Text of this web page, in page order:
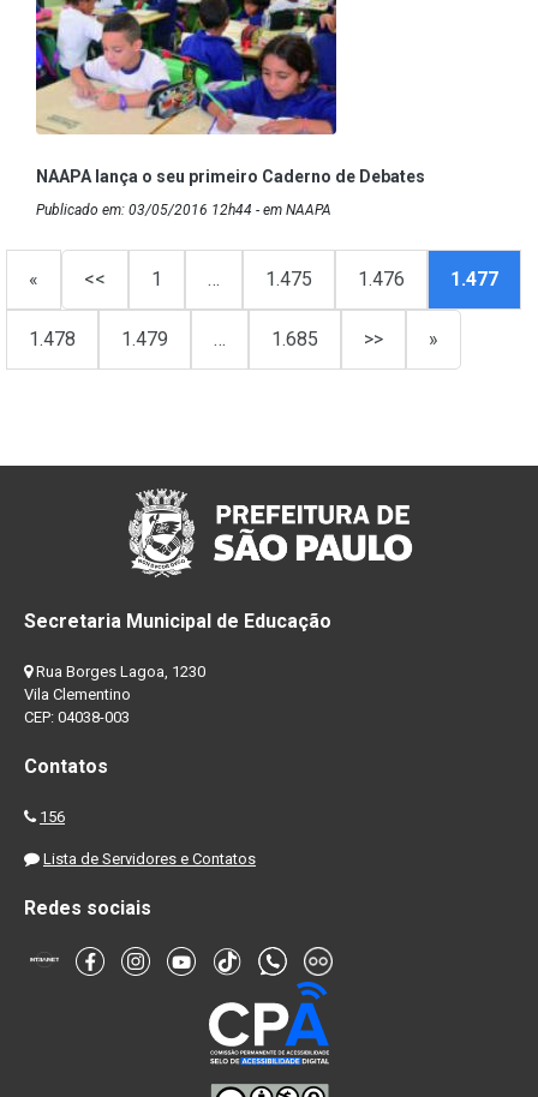
NAAPA lança o seu primeiro Caderno de Debates
Publicado em: 03/05/2016 12h44 - em NAAPA
« << 1 … 1.475 1.476 1.477
1.478 1.479 … 1.685 >> »
Secretaria Municipal de Educação
Rua Borges Lagoa, 1230
Vila Clementino
CEP: 04038-003
Contatos
156
Lista de Servidores e Contatos
Redes sociais